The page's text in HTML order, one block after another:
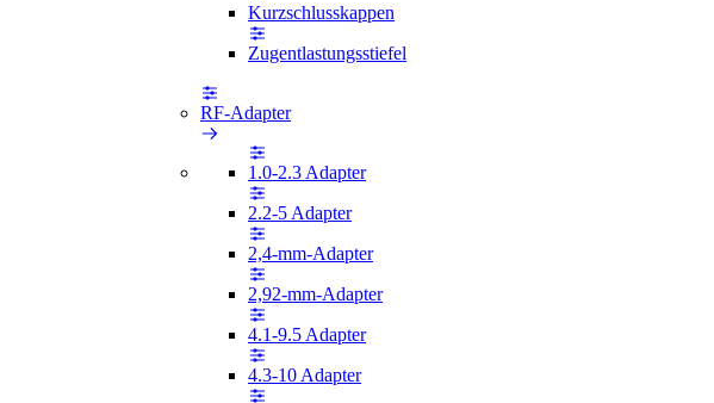
Kurzschlusskappen
Zugentlastungsstiefel
RF-Adapter
1.0-2.3 Adapter
2.2-5 Adapter
2,4-mm-Adapter
2,92-mm-Adapter
4.1-9.5 Adapter
4.3-10 Adapter